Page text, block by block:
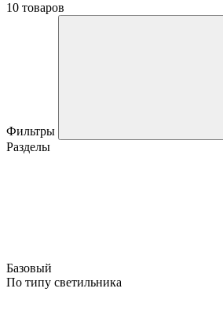
10 товаров
Фильтры
Разделы
Базовый
По типу светильника